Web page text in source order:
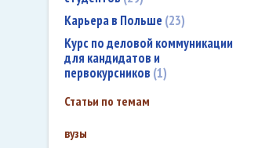
Карьера в Польше 23
Курс по деловой коммуникации
для кандидатов и
первокурсников 1
Статьи по темам
вузы